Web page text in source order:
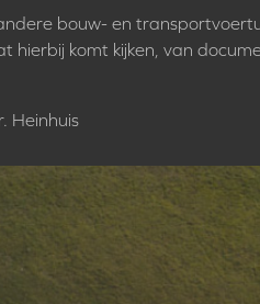
bouw- en
hierbij komt kijken, van
Heinhuis